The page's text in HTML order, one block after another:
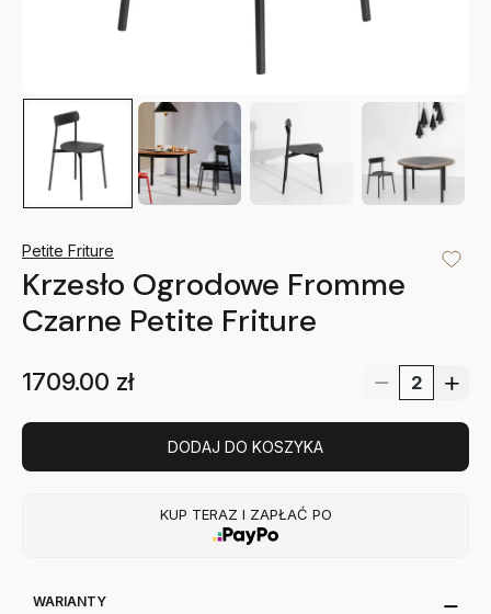
Petite Friture
Krzesło Ogrodowe Fromme
Czarne Petite Friture
1709.00 zł
DODAJ DO KOSZYKA
KUP TERAZ I ZAPŁAĆ PO
WARIANTY